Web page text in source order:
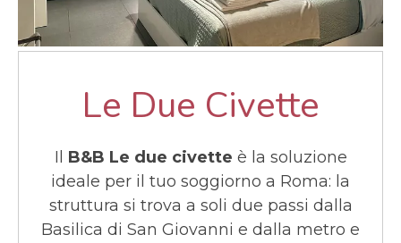
Le Due Civette
Il B&B Le due civette è la soluzione
ideale per il tuo soggiorno a Roma: la
struttura si trova a soli due passi dalla
Basilica di San Giovanni e dalla metro e